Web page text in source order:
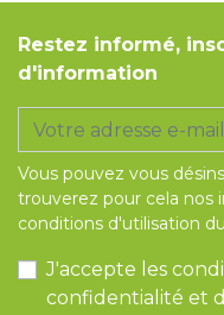
Restez informé,
d'information
Vous pouvez vous
trouverez pour cela nos
conditions d'utilisation
J'accepte les
confidentialité et